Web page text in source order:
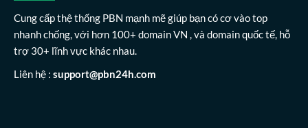
Cung cấp thệ thống PBN mạnh mẽ giúp bạn có cơ vào top
nhanh chống, với hơn 100+ domain VN , và domain quốc tế, hỗ
trợ 30+ lĩnh vực khác nhau.
Liên hệ : support@pbn24h.com